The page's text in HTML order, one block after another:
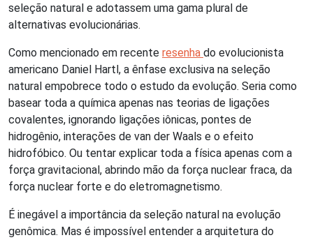
seleção natural e adotassem uma gama plural de
alternativas evolucionárias.
Como mencionado em recente resenha do evolucionista
americano Daniel Hartl, a ênfase exclusiva na seleção
natural empobrece todo o estudo da evolução. Seria como
basear toda a química apenas nas teorias de ligações
covalentes, ignorando ligações iônicas, pontes de
hidrogênio, interações de van der Waals e o efeito
hidrofóbico. Ou tentar explicar toda a física apenas com a
força gravitacional, abrindo mão da força nuclear fraca, da
força nuclear forte e do eletromagnetismo.
É inegável a importância da seleção natural na evolução
genômica. Mas é impossível entender a arquitetura do